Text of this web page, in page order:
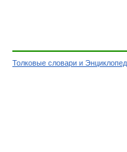
Толковые словари и